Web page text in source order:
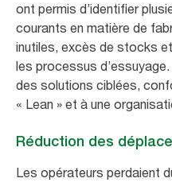
ont permis d’identifier
courants en matière de
inutiles, excès de stocks
les processus
des solutions ciblées,
« Lean » et à une
Réduction des
Les opérateurs perdaient